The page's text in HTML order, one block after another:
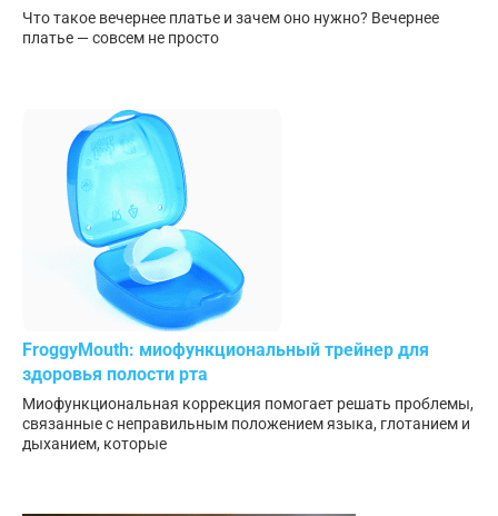
Что такое вечернее платье и зачем оно нужно? Вечернее
платье — совсем не просто
FroggyMouth: миофункциональный трейнер для
здоровья полости рта
Миофункциональная коррекция помогает решать проблемы,
связанные с неправильным положением языка, глотанием и
дыханием, которые